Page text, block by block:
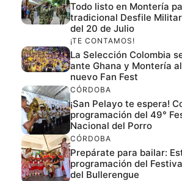
Todo listo en Montería
tradicional Desfile
del 20 de Julio
¡TE CONTAMOS!
La Selección Colombia
ante Ghana y Montería
nuevo Fan Fest
CÓRDOBA
¡San Pelayo te espera!
programación del 49°
Nacional del Porro
CÓRDOBA
Prepárate para bailar:
programación del
del Bullerengue